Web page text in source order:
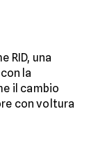
RID, una
la
il cambio
con voltura